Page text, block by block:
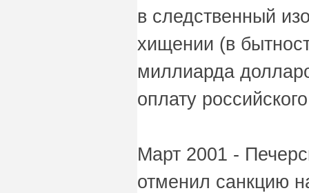
в следственный
хищении (в
миллиарда
оплату
Март 2001 -
отменил санкцию